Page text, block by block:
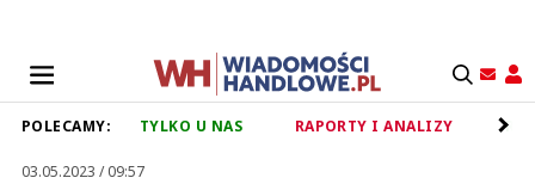
POLECAMY: TYLKO U NAS RAPORTY I ANALIZY
03.05.2023 / 09:57